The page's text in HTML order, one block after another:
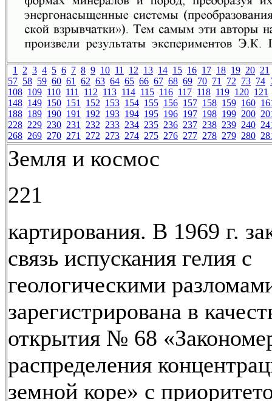
1 2 3 4 5 6 7 8 9 10 11 12 13 14 15 16 17 18 19 20 21
57 58 59 60 61 62 63 64 65 66 67 68 69 70 71 72 73 74
108 109 110 111 112 113 114 115 116 117 118 119 120 121
148 149 150 151 152 153 154 155 156 157 158 159 160
188 189 190 191 192 193 194 195 196 197 198 199 200
228 229 230 231 232 233 234 235 236 237 238 239 240
268 269 270 271 272 273 274 275 276 277 278 279 280
Земля и космос
221
картирования. В 1969 г.
связь испускания гелия с
геологическими
зарегистрирована в
открытия № 68
распределения
земной коре» с